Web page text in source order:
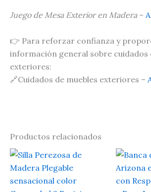
Juego de Mesa Exterior en Madera–
👉 Para reforzar confianza y
información general sobre cuidados
exteriores:
🔗Cuidados de muebles exteriores –
Productos relacionados